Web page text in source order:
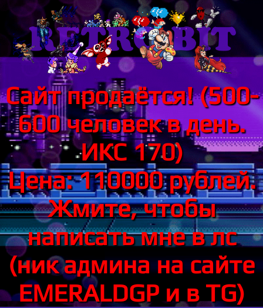
Сайт продаётся! (500-
600 человек в день.
ИКС 170)
Цена: 110000 рублей.
Жмите, чтобы
написать мне в лс
(ник админа на сайте
EMERALDGP и в TG)